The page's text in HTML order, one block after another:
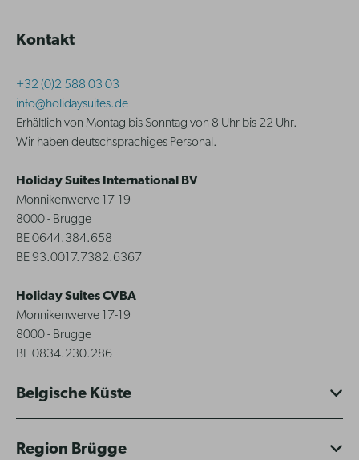
Kontakt
+32 (0)2 588 03 03
info@holidaysuites.de
Erhältlich von Montag bis Sonntag von 8 Uhr bis 22 Uhr.
Wir haben deutschsprachiges Personal.
Holiday Suites International BV
Monnikenwerve 17-19
8000 - Brugge
BE 0644.384.658
BE 93.0017.7382.6367
Holiday Suites CVBA
Monnikenwerve 17-19
8000 - Brugge
BE 0834.230.286
Belgische Küste
Region Brügge